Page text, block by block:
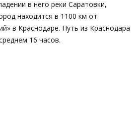
в него реки Саратовки,
находится в 1100 км от
в Краснодаре. Путь из Краснодара
16 часов.